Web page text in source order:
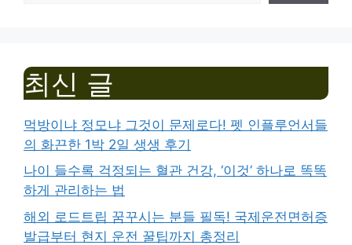
최신 글
먹방이냐 정모냐 그것이 문제로다! 펫 인플루언서들
의 화끈한 1박 2일 생생 후기
나이 들수록 걱정되는 혈관 건강, ‘이것’ 하나로 똑똑
하게 관리하는 법
해외 로드트립 꿈꾸시는 분들 필독! 국제운전면허증
발급부터 현지 운전 꿀팁까지 총정리